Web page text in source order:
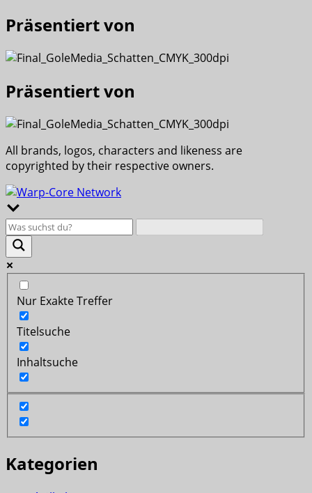
Präsentiert von
Präsentiert von
All brands, logos, characters and likeness are
copyrighted by their respective owners.
Nur Exakte Treffer
Titelsuche
Inhaltsuche
Kategorien